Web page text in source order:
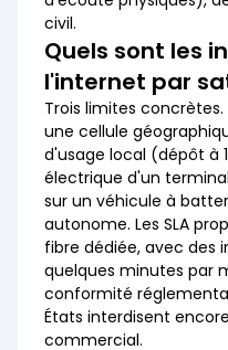
civil.
Quels sont les
l'internet par
Trois limites
une cellule
d'usage local (dépôt à
électrique d'un
sur un véhicule à
autonome. Les SLA
fibre dédiée, avec des
quelques minutes par
conformité
États interdisent
commercial.